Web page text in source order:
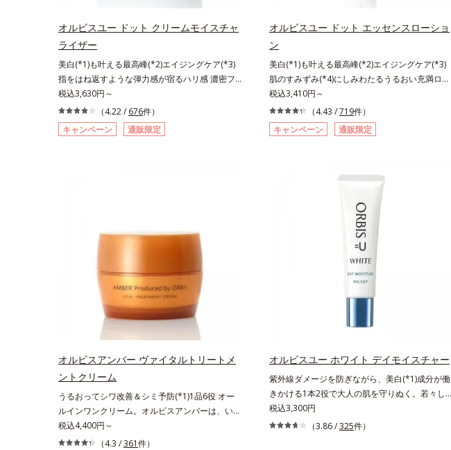
ャーを追求しました。まるで美容液級のなめらか
さで肌にぴったり密着し、SPF50+・PA++++とい
う高い紫外線カット力ながら、白浮きしにくい処
方に。シワ改善・美白を叶えながら、紫外線を味
方にしてあなたの肌を守る最高峰顔用日焼け止め
です。*1 メラニンの生成を抑え、シミ・ソバカ
スを防ぐ*2 化粧膜のくずれにくさ、肌をうるお
して保護すること*3 オルビス内最高の紫外線カ
ットレベル*4 紫外線に瞬時に反応して、膜が厚
情報は商品ページをご覧ください。・BEAUTY夏
なシナジー設計で、あなたのエイジングケアを応
援します。*1 メラニンの生成を抑え、シミ・
ソバカスを防ぐ（ウォッシュ除く）*2 オルビ
ス内スキンケアシリーズの保湿力*3 年齢に応
じたお手入れのこと*4 うるおいによる*5 乾
燥、ハリ・ツヤのなさ*6 乾燥による*7 保湿
成分*8 ロニセラカエルレア果汁、ノバラエキ
ス配合＝うるおいを与えハリと透明感に満ちた肌
へ導く保湿成分*9 メマツヨイグサ抽出液、ス
イカズラエキス配合＝角層のすみずみまで水分・
レルギーが起こらないということではありませ
オルビスユー ドット クリームモイスチャ
ライザー
美白(*1)も叶える最高峰(*2)エイジングケア(*3)
指をはね返すような弾力感が宿るハリ感 濃密フ
ィットクリーム。ハリも透明感(*4)も結果主義。
年齢サイン(*5)の因子に着目した肌科学エイジン
グケア(*3)シリーズ。オルビスユー ドットシリー
ズは、年齢による肌悩み一つ一つを対処するので
スユー ドットシリーズは美容成分(*7)として
「G.D.F.アクティベーター(*8)」を配合。そし
て、従来から配合している美白(*1)有効成分「ト
ラネキサム酸」を配合しました。さらに、シリー
ズ共通の美容成分「GLルートブースター(*9)」を
配合することで、肌のふっくら感や透明感を叶え
ます。美白ケアしながら多角的なエイジングケア
が叶うシリーズに。3ステップで上向き(*10)のハ
リと透明感を。効果的なシナジー設計で、あなた
の生成を抑え、シミ・ソバカスを防ぐ（ウォッシ
ュを除く）*2 オルビス内スキンケアシリーズ
の保湿力*3 年齢に応じたお手入れのこと*4
うるおいによる*5 乾燥、ハリ・ツヤのなさ
*6 乾燥による*7 保湿成分*8 ロニセラカエ
税込3,630円～
（4.22 / 676件）
キャンペーン
通販限定
オルビスユー ドット エッセンスローショ
ン
美白(*1)も叶える最高峰(*2)エイジングケア(*3)
肌のすみずみ(*4)にしみわたるうるおい充満ロー
ション。ハリも透明感(*5)も結果主義。年齢サイ
ン(*6)の因子に着目した肌科学エイジングケア
(*3)シリーズ。オルビスユー ドットシリーズは、
年齢による肌悩み一つ一つを対処するのではな
ところ、弾力感のない状態である「ハリのなさ」
や、くすみ(*7)などが現れている状態である「透
明感のなさ」が、大人の肌印象に大きな影響を与
えていることがわかりました。そこでオルビスユ
ー ドットシリーズは美容成分(*8)として「G.D.F.
アクティベーター(*9)」を配合。そして、従来か
酸」を配合しました。さらに、シリーズ共通の美
容成分「GLルートブースター(*10)」を配合する
ことで、肌のふっくら感や透明感を叶えます。美
白ケアしながら多角的なエイジングケアが叶うシ
感を。効果的なシナジー設計で、あなたのエイジ
抑え、シミ・ソバカスを防ぐ（ウォッシュを除
く）*2 オルビス内スキンケアシリーズの保湿
力*3 年齢に応じたお手入れのこと*4 角層ま
で*5 うるおいによる*6 乾燥、ハリ・ツヤの
税込3,410円～
（4.43 /719件）
キャンペーン
通販限定
オルビスアンバー ヴァイタルトリートメ
ントクリーム
うるおってシワ改善＆シミ予防(*1)1品6役 オー
ルインワンクリーム。オルビスアンバーは、いつ
も⾃然体で美しくありたいと願う⼤⼈世代に寄り
添うブランドです。年齢印象研究に基づいた肌サ
税込4,400円～
（4.3 /361件）
オルビスユー ホワイト デイモイスチャー
紫外線ダメージを防ぎながら、美白(*1)成分が働
きかける1本2役で大人の肌を守りぬく。若々し
く透明感のある美肌を構成する要素と、年齢肌
(*2)のメラニン生成にアプローチして、明るくな
税込3,300円
（3.86 /325件）